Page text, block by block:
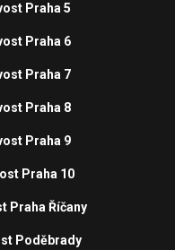
Praha 5
Praha 6
Praha 7
Praha 8
Praha 9
Praha 10
Praha Říčany
Poděbrady